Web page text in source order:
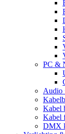
PC &
Audio
Kabel
Kabel
DMX